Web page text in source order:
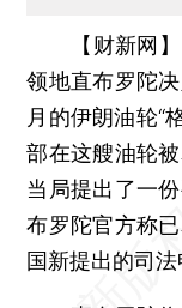
【财新网
领地直布罗陀
月的伊朗油轮“
部在这艘油轮
当局提出了一
布罗陀官方称
国新提出的司法